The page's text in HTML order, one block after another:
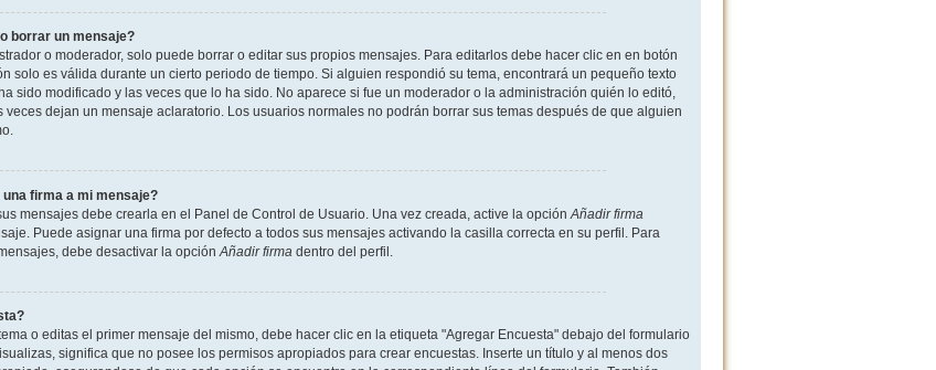
borrar un mensaje?
o moderador, solo puede borrar o editar sus propios mensajes. Para editarlos debe hacer clic en en botón
solo es válida durante un cierto periodo de tiempo. Si alguien respondió su tema, encontrará un pequeño texto
sido modificado y las veces que lo ha sido. No aparece si fue un moderador o la administración quién lo editó,
veces dejan un mensaje aclaratorio. Los usuarios normales no podrán borrar sus temas después de que alguien
firma a mi mensaje?
mensajes debe crearla en el Panel de Control de Usuario. Una vez creada, active la opción Añadir firma
Puede asignar una firma por defecto a todos sus mensajes activando la casilla correcta en su perfil. Para
debe desactivar la opción Añadir firma dentro del perfil.
o editas el primer mensaje del mismo, debe hacer clic en la etiqueta "Agregar Encuesta" debajo del formulario
significa que no posee los permisos apropiados para crear encuestas. Inserte un título y al menos dos